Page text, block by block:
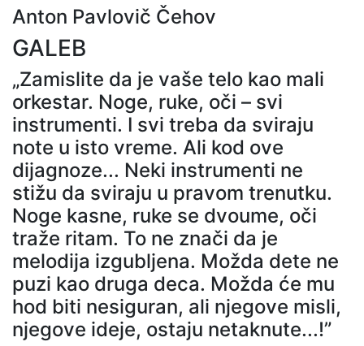
Anton Pavlovič Čehov
GALEB
„Zamislite da je vaše telo kao mali
orkestar. Noge, ruke, oči – svi
instrumenti. I svi treba da sviraju
note u isto vreme. Ali kod ove
dijagnoze... Neki instrumenti ne
stižu da sviraju u pravom trenutku.
Noge kasne, ruke se dvoume, oči
traže ritam. To ne znači da je
melodija izgubljena. Možda dete ne
puzi kao druga deca. Možda će mu
hod biti nesiguran, ali njegove misli,
njegove ideje, ostaju netaknute...!”